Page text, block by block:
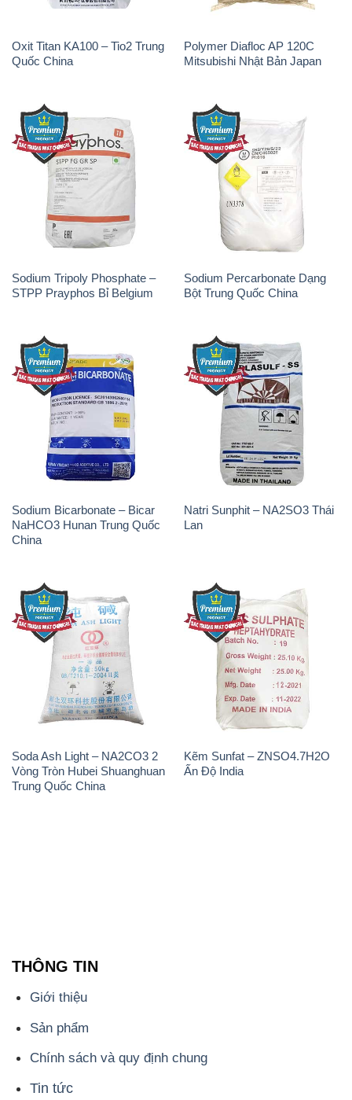
Oxit Titan KA100 – Tio2 Trung
Quốc China
Polymer Diafloc AP 120C
Mitsubishi Nhật Bản Japan
Sodium Tripoly Phosphate –
STPP Prayphos Bỉ Belgium
Sodium Percarbonate Dạng
Bột Trung Quốc China
Sodium Bicarbonate – Bicar
NaHCO3 Hunan Trung Quốc
China
Natri Sunphit – NA2SO3 Thái
Lan
Soda Ash Light – NA2CO3 2
Vòng Tròn Hubei Shuanghuan
Trung Quốc China
Kẽm Sunfat – ZNSO4.7H2O
Ấn Độ India
THÔNG TIN
Giới thiệu
Sản phẩm
Chính sách và quy định chung
Tin tức